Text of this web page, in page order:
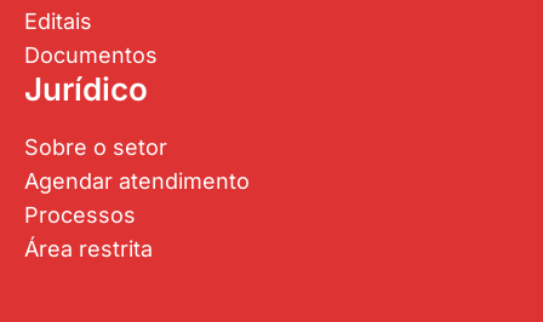
Editais
Documentos
Jurídico
Sobre o setor
Agendar atendimento
Processos
Área restrita